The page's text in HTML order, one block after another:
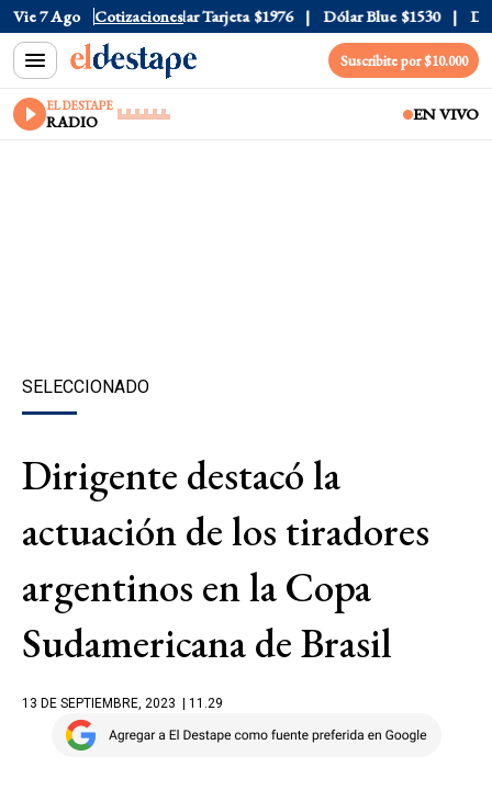
Vie 7 Ago Cotizaciones
Oficial $1520 Dólar Tarjeta $1976 Dólar Blue $1530
Suscribite por $10.000
EL DESTAPE
RADIO EN VIVO
SELECCIONADO
Dirigente destacó la
actuación de los tiradores
argentinos en la Copa
Sudamericana de Brasil
13 DE SEPTIEMBRE, 2023 | 11.29